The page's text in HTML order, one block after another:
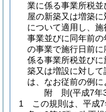
業に係る事業所税
屋の新築又は増築
について適用し、
事業並びに同年前
の事業で施行日前
係る事業所税並び
築又は増設に対し
は、なお従前の例に
附 則(平成7年
1
この規則は、平成